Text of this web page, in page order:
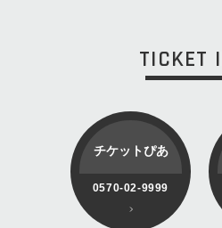
TICKET
チケットぴあ
0570-02-9999